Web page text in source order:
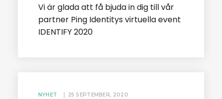
Vi är glada att få bjuda in dig till vår
partner Ping Identitys virtuella event
IDENTIFY 2020
NYHET 25 SEPTEMBER, 2020